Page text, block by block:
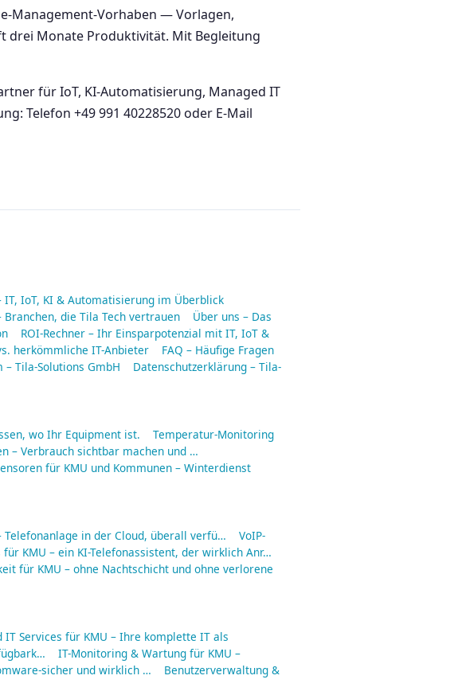
Management-Vorhaben — Vorlagen,
drei Monate Produktivität. Mit Begleitung
für IoT, KI-Automatisierung, Managed IT
Telefon +49 991 40228520 oder E-Mail
IT, IoT, KI & Automatisierung im Überblick
Branchen, die Tila Tech vertrauen
Über uns – Das
ROI-Rechner – Ihr Einsparpotenzial mit IT, IoT &
herkömmliche IT-Anbieter
FAQ – Häufige Fragen
Tila-Solutions GmbH
Datenschutzerklärung – Tila-
wo Ihr Equipment ist.
Temperatur-Monitoring
– Verbrauch sichtbar machen und …
für KMU und Kommunen – Winterdienst
Telefonanlage in der Cloud, überall verfü…
VoIP-
für KMU – ein KI-Telefonassistent, der wirklich Anr…
für KMU – ohne Nachtschicht und ohne verlorene
IT Services für KMU – Ihre komplette IT als
IT-Monitoring & Wartung für KMU –
sicher und wirklich …
Benutzerverwaltung &